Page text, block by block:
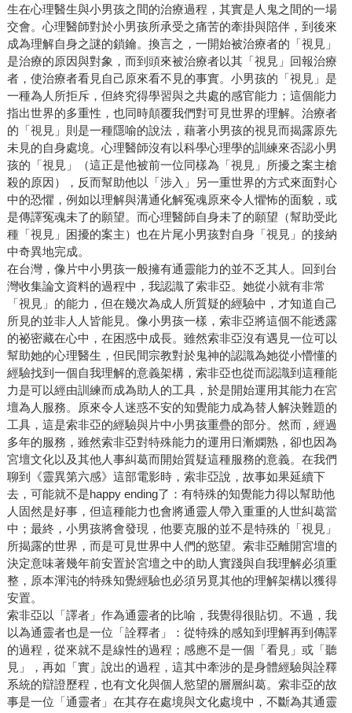
生在心理醫生與小男孩之間的治療過程，其實是人鬼之間的一場
交會。心理醫師對於小男孩所承受之痛苦的牽掛與陪伴，到後來
成為理解自身之謎的鎖鑰。換言之，一開始被治療者的「視見」
是治療的原因與對象，而到頭來被治療者以其「視見」回報治療
者，使治療者看見自己原來看不見的事實。小男孩的「視見」是
一種為人所拒斥，但終究得學習與之共處的感官能力；這個能力
指出世界的多重性，也同時顛覆我們對可見世界的理解。治療者
的「視見」則是一種隱喻的說法，藉著小男孩的視見而揭露原先
未見的自身處境。心理醫師沒有以科學心理學的訓練來否認小男
孩的「視見」（這正是他被前一位同樣為「視見」所擾之案主槍
殺的原因），反而幫助他以「涉入」另一重世界的方式來面對心
中的恐懼，例如以理解與溝通化解冤魂原來令人懼怖的面貌，或
是傳譯冤魂未了的願望。而心理醫師自身未了的願望（幫助受此
種「視見」困擾的案主）也在片尾小男孩對自身「視見」的接納
中奇異地完成。
在台灣，像片中小男孩一般擁有通靈能力的並不乏其人。回到台
灣收集論文資料的過程中，我認識了索非亞。她從小就有非常
「視見」的能力，但在幾次為成人所質疑的經驗中，才知道自己
所見的並非人人皆能見。像小男孩一樣，索非亞將這個不能透露
的祕密藏在心中，在困惑中成長。雖然索非亞沒有遇見一位可以
幫助她的心理醫生，但民間宗教對於鬼神的認識為她從小懵懂的
經驗找到一個自我理解的意義架構，索非亞也從而認識到這種能
力是可以經由訓練而成為助人的工具，於是開始運用其能力在宮
壇為人服務。原來令人迷惑不安的知覺能力成為替人解決難題的
工具，這是索非亞的經驗與片中小男孩重疊的部分。然而，經過
多年的服務，雖然索非亞對特殊能力的運用日漸嫻熟，卻也因為
宮壇文化以及其他人事糾葛而開始質疑這種服務的意義。在我們
聊到《靈異第六感》這部電影時，索非亞說，故事如果延續下
去，可能就不是happy ending了：有特殊的知覺能力得以幫助他
人固然是好事，但這種能力也會將通靈人帶入重重的人世糾葛當
中；最終，小男孩將會發現，他要克服的並不是特殊的「視見」
所揭露的世界，而是可見世界中人們的慾望。索非亞離開宮壇的
決定意味著幾年前安置於宮壇之中的助人實踐與自我理解必須重
整，原本渾沌的特殊知覺經驗也必須另覓其他的理解架構以獲得
安置。
索非亞以「譯者」作為通靈者的比喻，我覺得很貼切。不過，我
以為通靈者也是一位「詮釋者」：從特殊的感知到理解再到傳譯
的過程，從來就不是線性的過程；感應不是一個「看見」或「聽
見」，再如「實」說出的過程，這其中牽涉的是身體經驗與詮釋
系統的辯證歷程，也有文化與個人慾望的層層糾葛。索非亞的故
事是一位「通靈者」在其存在處境與文化處境中，不斷為其通靈